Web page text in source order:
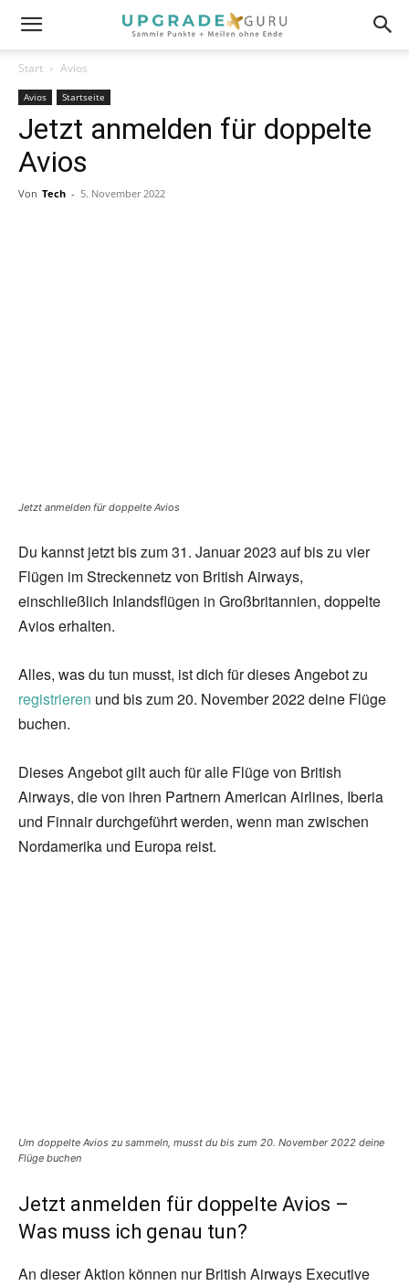
Start Avios
Avios Startseite
Jetzt anmelden für doppelte
Avios
Von Tech - 5. November 2022
Jetzt anmelden für doppelte Avios
Du kannst jetzt bis zum 31. Januar 2023 auf bis zu vier
Flügen im Streckennetz von British Airways,
einschließlich Inlandsflügen in Großbritannien, doppelte
Avios erhalten.
Alles, was du tun musst, ist dich für dieses Angebot zu
registrieren und bis zum 20. November 2022 deine Flüge
buchen.
Dieses Angebot gilt auch für alle Flüge von British
Airways, die von ihren Partnern American Airlines, Iberia
und Finnair durchgeführt werden, wenn man zwischen
Nordamerika und Europa reist.
Um doppelte Avios zu sammeln, musst du bis zum 20. November 2022 deine
Flüge buchen
Jetzt anmelden für doppelte Avios –
Was muss ich genau tun?
An dieser Aktion können nur British Airways Executive